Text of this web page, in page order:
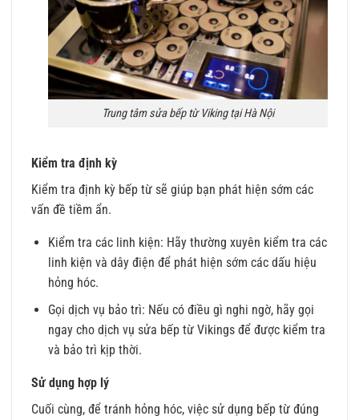
Trung tâm sửa bếp từ Viking tại Hà Nội
Kiểm tra định kỳ
Kiểm tra định kỳ bếp từ sẽ giúp bạn phát hiện sớm các
vấn đề tiềm ẩn.
Kiểm tra các linh kiện: Hãy thường xuyên kiểm tra các
linh kiện và dây điện để phát hiện sớm các dấu hiệu
hỏng hóc.
Gọi dịch vụ bảo trì: Nếu có điều gì nghi ngờ, hãy gọi
ngay cho dịch vụ sửa bếp từ Vikings để được kiểm tra
và bảo trì kịp thời.
Sử dụng hợp lý
Cuối cùng, để tránh hỏng hóc, việc sử dụng bếp từ đúng